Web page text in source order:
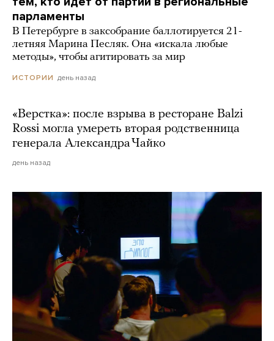
парламенты
В Петербурге в заксобрание баллотируется 21-
летняя Марина Песляк. Она «искала любые
методы», чтобы агитировать за мир
ИСТОРИИ день назад
«Верстка»: после взрыва в ресторане Balzi
Rossi могла умереть вторая родственница
генерала Александра Чайко
день назад